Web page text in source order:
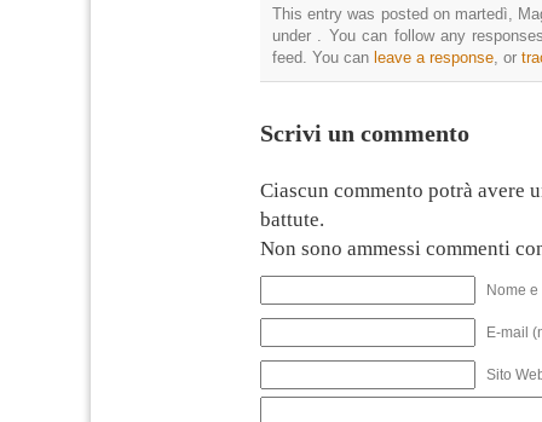
This entry was posted on martedì,
under . You can follow any
feed. You can leave a response , or
Scrivi un commento
Ciascun commento potrà avere
battute.
Non sono ammessi commenti
Nome
E-mail
Sito